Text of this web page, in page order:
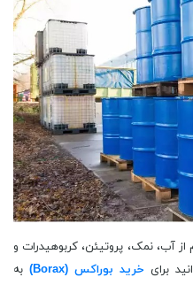
آب، نمک، پروتیئن، کربوهیدرات و
برای خرید بوراکس (Borax)
به